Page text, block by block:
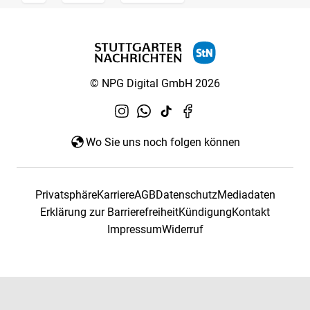
© NPG Digital GmbH 2026
Wo Sie uns noch folgen können
PrivatsphäreKarriereAGBDatenschutzMediadaten
Erklärung zur BarrierefreiheitKündigungKontakt
ImpressumWiderruf